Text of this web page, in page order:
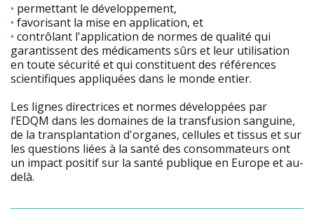
• permettant le développement,
• favorisant la mise en application, et
• contrôlant l'application de normes de qualité qui
garantissent des médicaments sûrs et leur utilisation
en toute sécurité et qui constituent des références
scientifiques appliquées dans le monde entier.
Les lignes directrices et normes développées par
l’EDQM dans les domaines de la transfusion sanguine,
de la transplantation d'organes, cellules et tissus et sur
les questions liées à la santé des consommateurs ont
un impact positif sur la santé publique en Europe et au-
delà.